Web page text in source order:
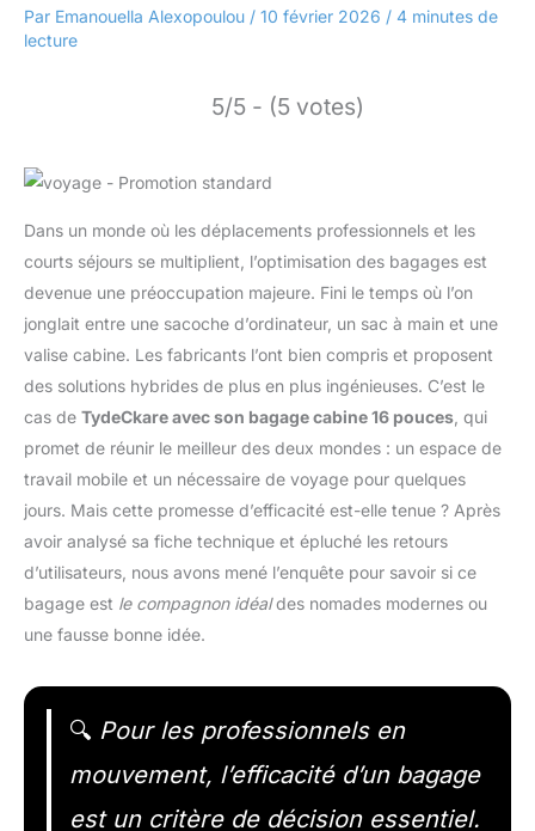
Par Emanouella Alexopoulou / 10 février 2026 / 4 minutes de
lecture
5/5 - (5 votes)
Dans un monde où les déplacements professionnels et les
courts séjours se multiplient, l’optimisation des bagages est
devenue une préoccupation majeure. Fini le temps où l’on
jonglait entre une sacoche d’ordinateur, un sac à main et une
valise cabine. Les fabricants l’ont bien compris et proposent
des solutions hybrides de plus en plus ingénieuses. C’est le
cas de TydeCkare avec son bagage cabine 16 pouces , qui
promet de réunir le meilleur des deux mondes : un espace de
travail mobile et un nécessaire de voyage pour quelques
jours. Mais cette promesse d’efficacité est-elle tenue ? Après
avoir analysé sa fiche technique et épluché les retours
d’utilisateurs, nous avons mené l’enquête pour savoir si ce
bagage est le compagnon idéaldes nomades modernes ou
une fausse bonne idée.
🔍 Pour les professionnels en
mouvement, l’efficacité d’un bagage
est un critère de décision essentiel.